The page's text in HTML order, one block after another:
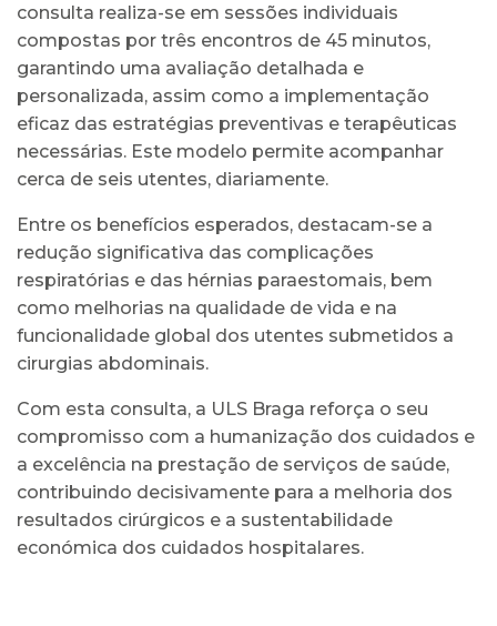
consulta realiza-se em sessões individuais
compostas por três encontros de 45 minutos,
garantindo uma avaliação detalhada e
personalizada, assim como a implementação
eficaz das estratégias preventivas e terapêuticas
necessárias. Este modelo permite acompanhar
cerca de seis utentes, diariamente.
Entre os benefícios esperados, destacam-se a
redução significativa das complicações
respiratórias e das hérnias paraestomais, bem
como melhorias na qualidade de vida e na
funcionalidade global dos utentes submetidos a
cirurgias abdominais.
Com esta consulta, a ULS Braga reforça o seu
compromisso com a humanização dos cuidados e
a excelência na prestação de serviços de saúde,
contribuindo decisivamente para a melhoria dos
resultados cirúrgicos e a sustentabilidade
económica dos cuidados hospitalares.